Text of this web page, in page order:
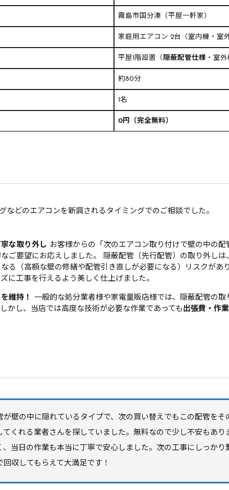
霧島市国分湊（平屋一軒家）
家庭用エアコン 2台（室内機・室
平屋1階設置（ 隠蔽配管仕様 ・室
約80分
1名
0円（完全無料）
などのエアコンを新調されるタイミングでのご相談でした。
な取り外し お客様からの「次のエアコン取り付けで壁の中の
ご要望にお応えしました。 隠蔽配管（先行配管）の取り外し
る（高額な壁の修繕や配管引き直しが必要になる）リスクがあ
に工事を行えるよう美しく仕上げました。
維持！
一般的な処分業者様や家電量販店様では、隠蔽配管の
かし、当店では高度な技術が必要な作業であっても 出張費・作
が壁の中に隠れているタイプで、次の買い替えでもこの配管をそ
てくれる業者さんを探していました。無料なので少し不安もあり
、当日の作業も本当に丁寧で安心しました。次の工事にしっかり
収してもらえて大満足です！